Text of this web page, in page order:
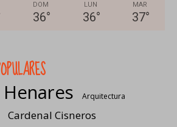
DOM
36°
LUN
36°
MAR
37°
Arquitectura
Cardenal Cisneros